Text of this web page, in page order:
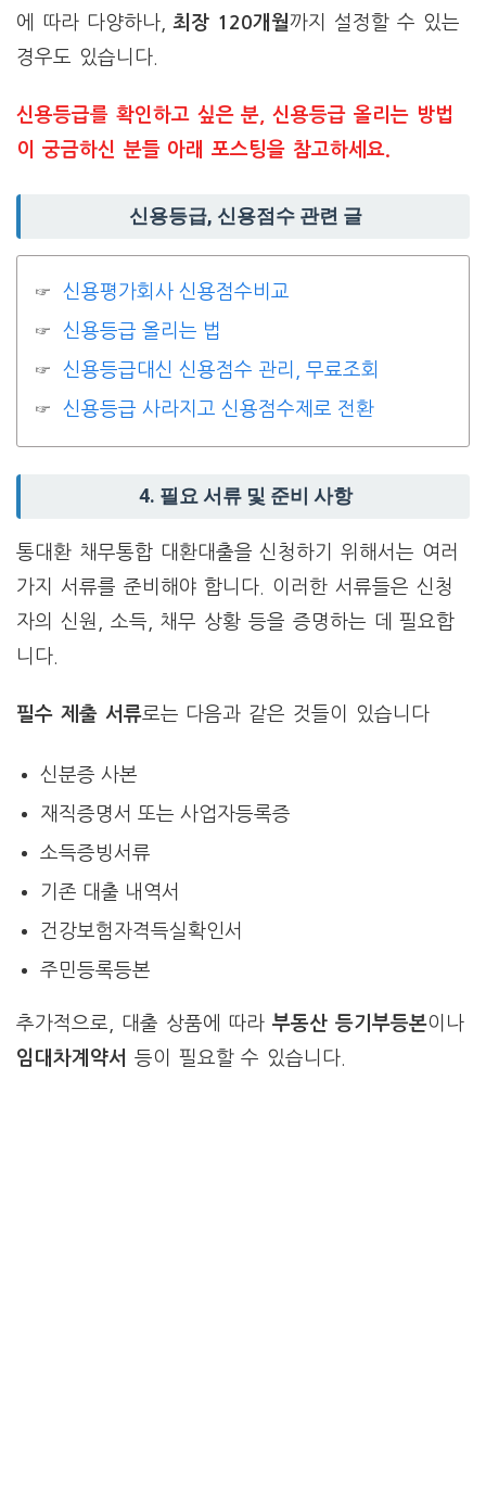
에 따라 다양하나,최장 120개월까지 설정할 수 있는
경우도 있습니다.
신용등급를 확인하고 싶은 분, 신용등급 올리는 방법
이 궁금하신 분들 아래 포스팅을 참고하세요.
신용등급, 신용점수 관련 글
신용평가회사 신용점수비교
신용등급 올리는 법
신용등급대신 신용점수 관리, 무료조회
신용등급 사라지고 신용점수제로 전환
4. 필요 서류 및 준비 사항
통대환 채무통합 대환대출을 신청하기 위해서는 여러
가지 서류를 준비해야 합니다. 이러한 서류들은 신청
자의 신원, 소득, 채무 상황 등을 증명하는 데 필요합
니다.
필수 제출 서류로는 다음과 같은 것들이 있습니다
신분증 사본
재직증명서 또는 사업자등록증
소득증빙서류
기존 대출 내역서
건강보험자격득실확인서
주민등록등본
추가적으로, 대출 상품에 따라부동산 등기부등본이나
임대차계약서
등이 필요할 수 있습니다.